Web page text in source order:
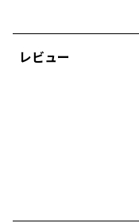
レビュー